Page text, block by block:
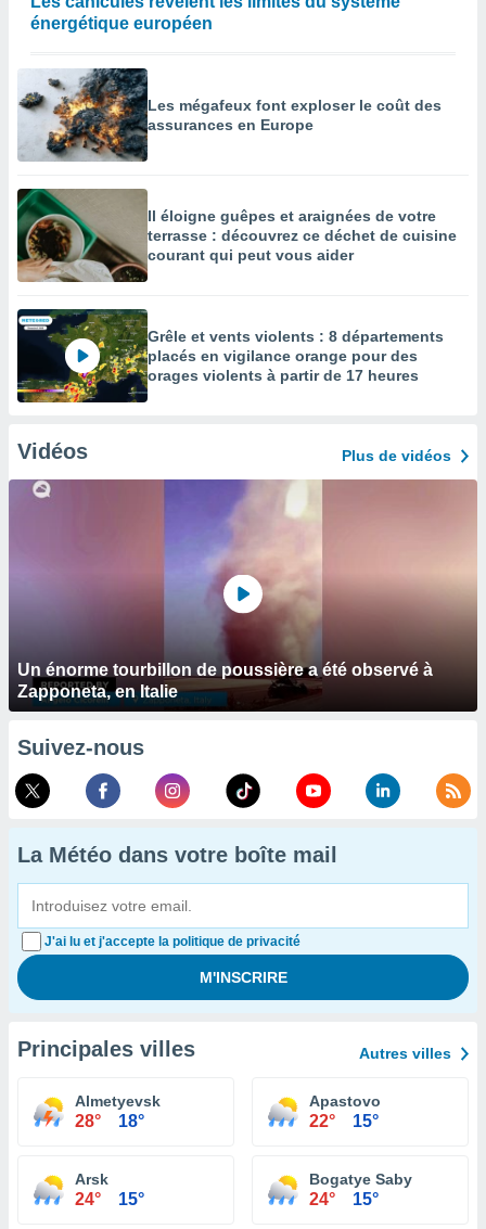
énergétique européen
Les mégafeux font exploser le coût des
assurances en Europe
Il éloigne guêpes et araignées de votre
terrasse : découvrez ce déchet de cuisine
courant qui peut vous aider
Grêle et vents violents : 8 départements
placés en vigilance orange pour des
orages violents à partir de 17 heures
Vidéos Plus de vidéos
Un énorme tourbillon de poussière a été observé à
Zapponeta, en Italie
Suivez-nous
La Météo dans votre boîte mail
J'ai lu et j'accepte la politique de privacité
Principales villes Autres villes
Almetyevsk
28° 18°
Apastovo
22° 15°
Arsk
24° 15°
Bogatye Saby
24° 15°